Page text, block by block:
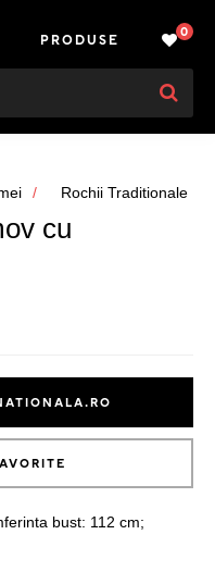
PRODUSE 0
Rochii Traditionale
cu
bust: 112 cm;